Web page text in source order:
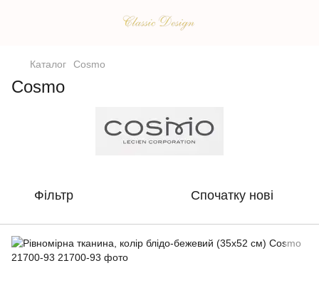
Каталог Cosmo
Cosmo
Фільтр Спочатку нові